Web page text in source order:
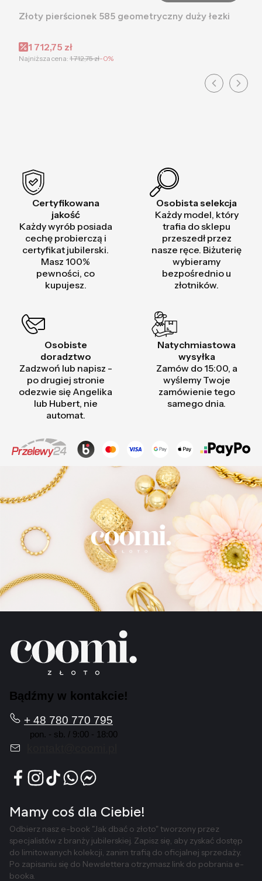
Złoty pierścionek 585 geometryczny duży łezki
Cena promocyjna
1 712,75 zł
Najniższa cena: 1 712,75 zł-0%
Certyfikowana
jakość
Każdy wyrób posiada
cechę probierczą i
certyfikat jubilerski.
Masz 100%
pewności, co
kupujesz.
Osobista selekcja
Każdy model, który
trafia do sklepu
przeszedł przez
nasze ręce. Biżuterię
wybieramy
bezpośrednio u
złotników.
Osobiste
doradztwo
Zadzwoń lub napisz -
po drugiej stronie
odezwie się Angelika
lub Hubert, nie
automat.
Natychmiastowa
wysyłka
Zamów do 15:00, a
wyślemy Twoje
zamówienie tego
samego dnia.
Bądźmy w kontakcie!
+ 48 780 770 795
pon. - sb. / 9:00 - 18:00
Mamy coś dla Ciebie!
Odbierz nasz e-book "Jak dbać o złoto" tworzony przez
specjalistów z branży jubilerskiej. Zapisz się, aby zyskać dostęp
do limitowanych kolekcji, zanim trafią do oficjalnej sprzedaży.
Po zapisaniu się do Newslettera otrzymasz link do pobrania e-
booka.